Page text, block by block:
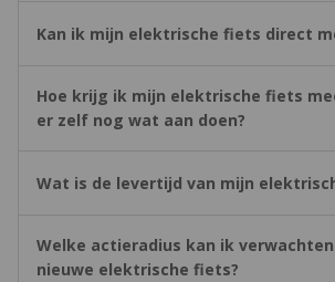
Kan ik mijn elektrische fiets direct
Hoe krijg ik mijn elektrische fiets
er zelf nog wat aan doen?
Wat is de levertijd van mijn
Welke actieradius kan ik
nieuwe elektrische fiets?